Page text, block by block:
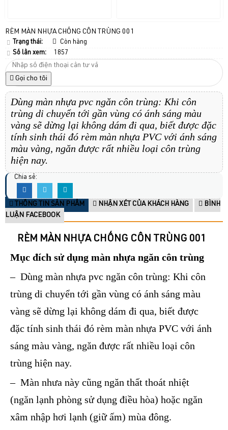
RÈM MÀN NHỰA CHỐNG CÔN TRÙNG 001
Trạng thái:
Còn hàng
Số lần xem:
1857
Gọi cho tôi
Dùng màn nhựa pvc ngăn côn trùng: Khi côn
trùng di chuyển tới gần vùng có ánh sáng màu
vàng sẽ dừng lại không dám đi qua, biết được đặc
tính sinh thái đó rèm màn nhựa PVC với ánh sáng
màu vàng, ngăn được rất nhiều loại côn trùng
hiện nay.
Chia sẻ:
THÔNG TIN SẢN PHẨM NHẬN XÉT CỦA KHÁCH HÀNG
BÌNH
LUẬN FACEBOOK
RÈM MÀN NHỰA CHỐNG CÔN TRÙNG 001
Mục đích sử dụng màn nhựa ngăn côn trùng
– Dùng màn nhựa pvc ngăn côn trùng: Khi côn
trùng di chuyển tới gần vùng có ánh sáng màu
vàng sẽ dừng lại không dám đi qua, biết được
đặc tính sinh thái đó rèm màn nhựa PVC với ánh
sáng màu vàng, ngăn được rất nhiều loại côn
trùng hiện nay.
– Màn nhưa này cũng ngăn thất thoát nhiệt
(ngăn lạnh phòng sử dụng điều hòa) hoặc ngăn
xâm nhập hơi lạnh (giữ ấm) mùa đông.